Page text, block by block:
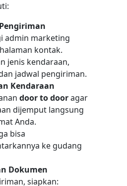
admin marketing
kontak.
jenis kendaraan,
jadwal pengiriman.
Kendaraan
door to dooragar
dijemput langsung
Anda.
bisa
ke gudang
Dokumen
siapkan: